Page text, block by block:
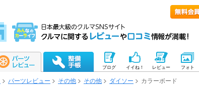
ブログ イイね！ レビュー フォト
パーツレビュー その他 その他 ダイソー カラーボード